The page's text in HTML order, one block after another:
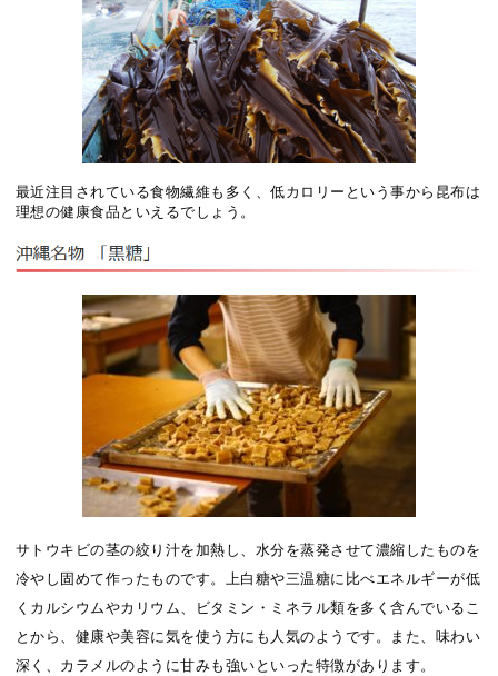
最近注目されている食物繊維も多く、低カロリーという事から昆布は
理想の健康食品といえるでしょう。
サトウキビの茎の絞り汁を加熱し、水分を蒸発させて濃縮したものを
冷やし固めて作ったものです。上白糖や三温糖に比べエネルギーが低
くカルシウムやカリウム、ビタミン・ミネラル類を多く含んでいるこ
とから、健康や美容に気を使う方にも人気のようです。また、味わい
深く、カラメルのように甘みも強いといった特徴があります。